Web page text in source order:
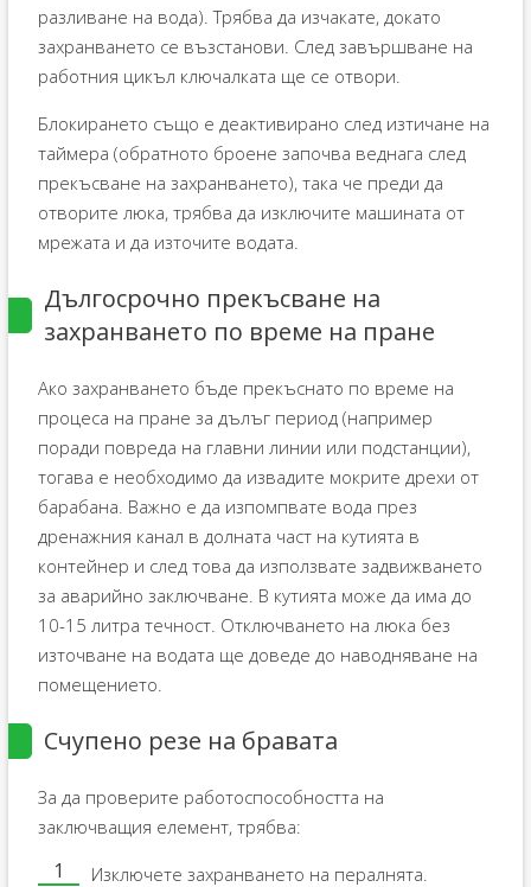
разливане на вода). Трябва да изчакате, докато
захранването се възстанови. След завършване на
работния цикъл ключалката ще се отвори.
Блокирането също е деактивирано след изтичане на
таймера (обратното броене започва веднага след
прекъсване на захранването), така че преди да
отворите люка, трябва да изключите машината от
мрежата и да източите водата.
Дългосрочно прекъсване на
захранването по време на пране
Ако захранването бъде прекъснато по време на
процеса на пране за дълъг период (например
поради повреда на главни линии или подстанции),
тогава е необходимо да извадите мокрите дрехи от
барабана. Важно е да изпомпвате вода през
дренажния канал в долната част на кутията в
контейнер и след това да използвате задвижването
за аварийно заключване. В кутията може да има до
10-15 литра течност. Отключването на люка без
източване на водата ще доведе до наводняване на
помещението.
Счупено резе на бравата
За да проверите работоспособността на
заключващия елемент, трябва:
Изключете захранването на пералнята.